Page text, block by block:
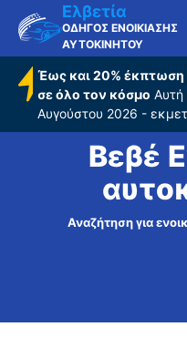
Ελβετία
ΟΔΗΓΟΣ ΕΝΟΙΚΙΑΣΗΣ
ΑΥΤΟΚΙΝΗΤΟΥ
Έως και 20% έκπτωση
σε όλο τον κόσμο Αυτή
Αυγούστου 2026 -
Βεβέ
Αναζήτηση για